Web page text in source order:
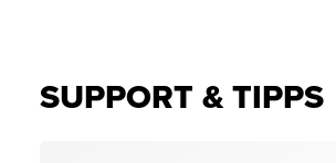
SUPPORT & TIPPS